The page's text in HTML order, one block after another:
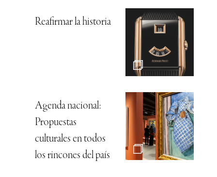
Reafirmar la historia
Agenda nacional:
Propuestas
culturales en todos
los rincones del país